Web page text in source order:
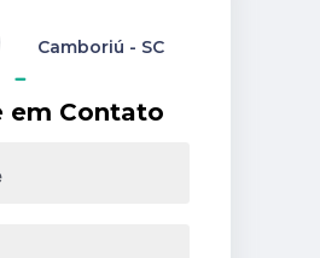
em Contato
Camboriú - SC